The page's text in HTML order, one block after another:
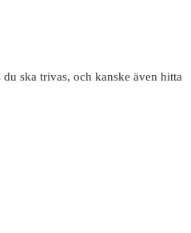
ska trivas, och kanske även hitta